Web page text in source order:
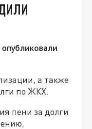
а также
по ЖКХ.
пени за долги